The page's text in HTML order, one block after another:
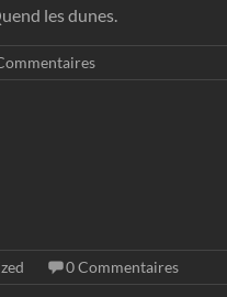
les dunes.
0 Commentaires